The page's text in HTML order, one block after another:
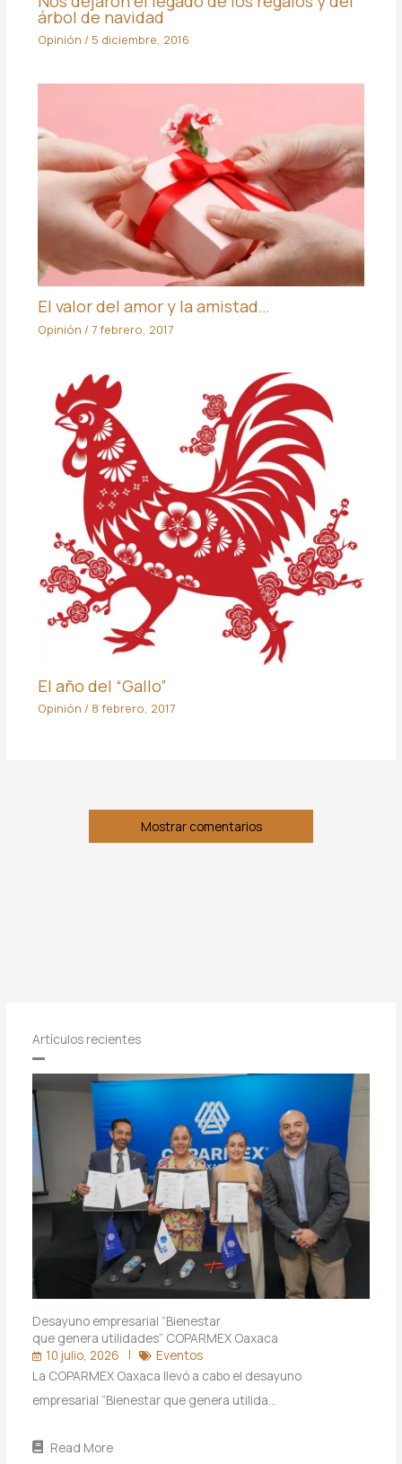
árbol de navidad
Opinión / 5 diciembre, 2016
El valor del amor y la amistad…
Opinión / 7 febrero, 2017
El año del “Gallo”
Opinión / 8 febrero, 2017
Mostrar comentarios
Artículos recientes
Desayuno empresarial “Bienestar
que genera utilidades” COPARMEX Oaxaca
10 julio, 2026
Eventos
La COPARMEX Oaxaca llevó a cabo el desayuno
empresarial “Bienestar que genera utilida…
Read More